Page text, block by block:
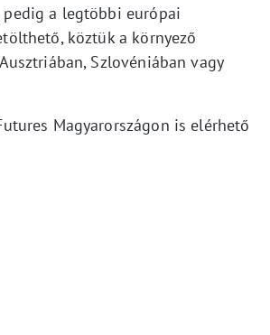
pedig a legtöbbi európai
köztük a környező
Szlovéniában vagy
Magyarországon is elérhető